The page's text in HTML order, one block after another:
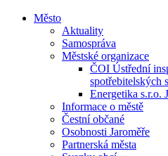
Město
Aktuality
Samospráva
Městské organizace
ČOI Ústřední
spotřebitelských
Energetika s.r.o.
Informace o městě
Čestní občané
Osobnosti Jaroměře
Partnerská města